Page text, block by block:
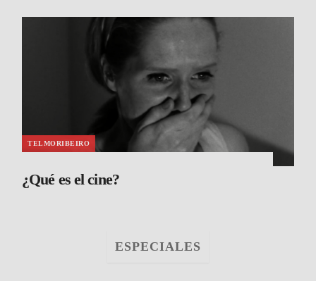
TELMORIBEIRO
¿Qué es el cine?
ESPECIALES